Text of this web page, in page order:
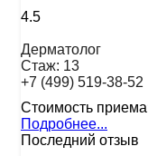
4.5
Дерматолог
Стаж: 13
+7 (499) 519-38-52
Стоимость
Подробнее...
Последний отзыв